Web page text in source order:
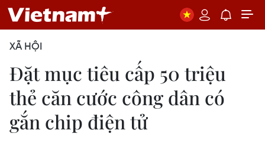
XÃ HỘI
Đặt mục tiêu cấp 50 triệu
thẻ căn cước công dân có
gắn chip điện tử